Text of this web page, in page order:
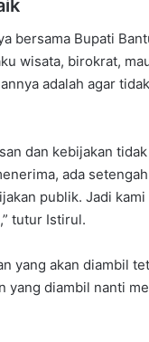
bersama Bupati
wisata, birokrat,
adalah agar
dan kebijakan
ada
publik. Jadi
tutur Istirul.
yang akan diambil
yang diambil nanti